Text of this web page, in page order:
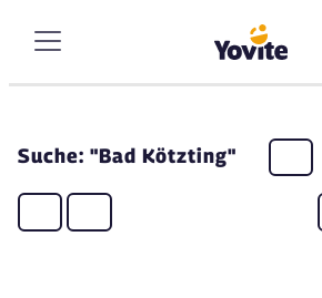
Suche: "Bad Kötzting"